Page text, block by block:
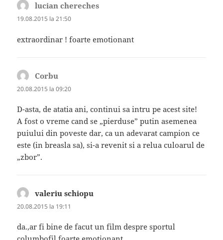
lucian chereches
19.08.2015 la 21:50
extraordinar ! foarte emotionant
Corbu
20.08.2015 la 09:20
D-asta, de atatia ani, continui sa intru pe acest site!
A fost o vreme cand se „pierduse” putin asemenea
puiului din poveste dar, ca un adevarat campion ce
este (in breasla sa), si-a revenit si a relua culoarul de
„zbor”.
valeriu schiopu
20.08.2015 la 19:11
da.,ar fi bine de facut un film despre sportul